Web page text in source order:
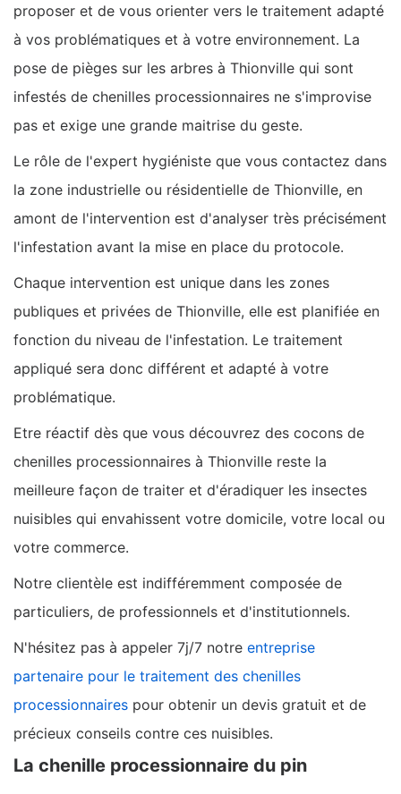
proposer et de vous orienter vers le traitement adapté
à vos problématiques et à votre environnement. La
pose de pièges sur les arbres à Thionville qui sont
infestés de chenilles processionnaires ne s'improvise
pas et exige une grande maitrise du geste.
Le rôle de l'expert hygiéniste que vous contactez dans
la zone industrielle ou résidentielle de Thionville, en
amont de l'intervention est d'analyser très précisément
l'infestation avant la mise en place du protocole.
Chaque intervention est unique dans les zones
publiques et privées de Thionville, elle est planifiée en
fonction du niveau de l'infestation. Le traitement
appliqué sera donc différent et adapté à votre
problématique.
Etre réactif dès que vous découvrez des cocons de
chenilles processionnaires à Thionville reste la
meilleure façon de traiter et d'éradiquer les insectes
nuisibles qui envahissent votre domicile, votre local ou
votre commerce.
Notre clientèle est indifféremment composée de
particuliers, de professionnels et d'institutionnels.
N'hésitez pas à appeler 7j/7 notre entreprise
partenaire pour le traitement des chenilles
processionnaires pour obtenir un devis gratuit et de
précieux conseils contre ces nuisibles.
La chenille processionnaire du pin